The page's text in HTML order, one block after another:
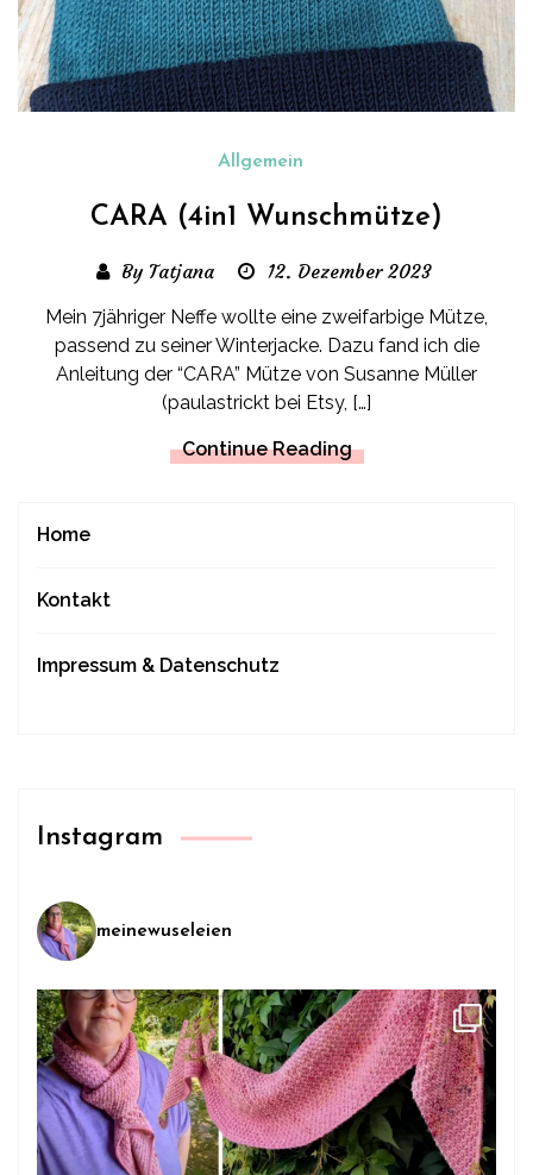
Allgemein
CARA (4in1 Wunschmütze)
By Tatjana 12. Dezember 2023
Mein 7jähriger Neffe wollte eine zweifarbige Mütze,
passend zu seiner Winterjacke. Dazu fand ich die
Anleitung der “CARA” Mütze von Susanne Müller
(paulastrickt bei Etsy, […]
Continue Reading
Home
Kontakt
Impressum & Datenschutz
Instagram
meinewuseleien